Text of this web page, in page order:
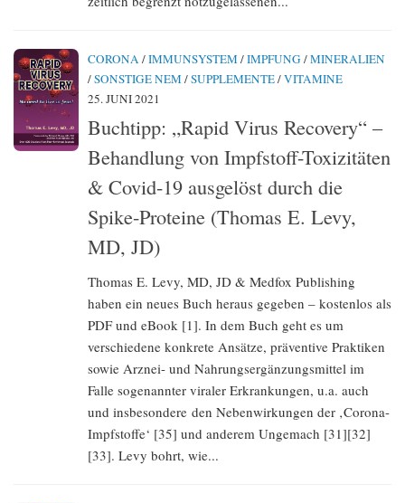
CORONA /IMMUNSYSTEM /IMPFUNG /MINERALIEN
/SONSTIGE NEM /SUPPLEMENTE/VITAMINE
25. JUNI 2021
Buchtipp: „Rapid Virus Recovery“ –
Behandlung von Impfstoff-Toxizitäten
& Covid-19 ausgelöst durch die
Spike-Proteine (Thomas E. Levy,
MD, JD)
Thomas E. Levy, MD, JD & Medfox Publishing
haben ein neues Buch heraus gegeben – kostenlos als
PDF und eBook [1]. In dem Buch geht es um
verschiedene konkrete Ansätze, präventive Praktiken
sowie Arznei- und Nahrungsergänzungsmittel im
Falle sogenannter viraler Erkrankungen, u.a. auch
und insbesondere den Nebenwirkungen der ‚Corona-
Impfstoffe‘ [35] und anderem Ungemach [31][32]
[33]. Levy bohrt, wie...